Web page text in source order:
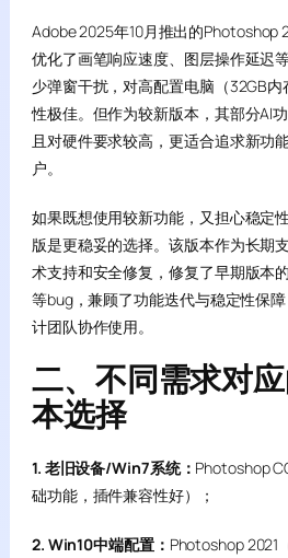
Adobe 2025年10月推出的Photoshop
优化了画笔响应速度、图层操作延迟
少弹窗干扰，对高配置电脑（32GB内
性极佳。但作为较新版本，其部分AI
且对硬件要求较高，更适合追求新功
户。
如果既想使用较新功能，又担心稳定
版是更稳妥的选择。该版本作为长期
术支持和安全修复，修复了早期版本
等bug，兼顾了功能迭代与稳定性保
计团队协作使用。
二、不同需求对
本选择
1. 老旧设备/Win7系统： Photoshop
础功能，插件兼容性好）；
2. Win10中端配置： Photoshop 2021